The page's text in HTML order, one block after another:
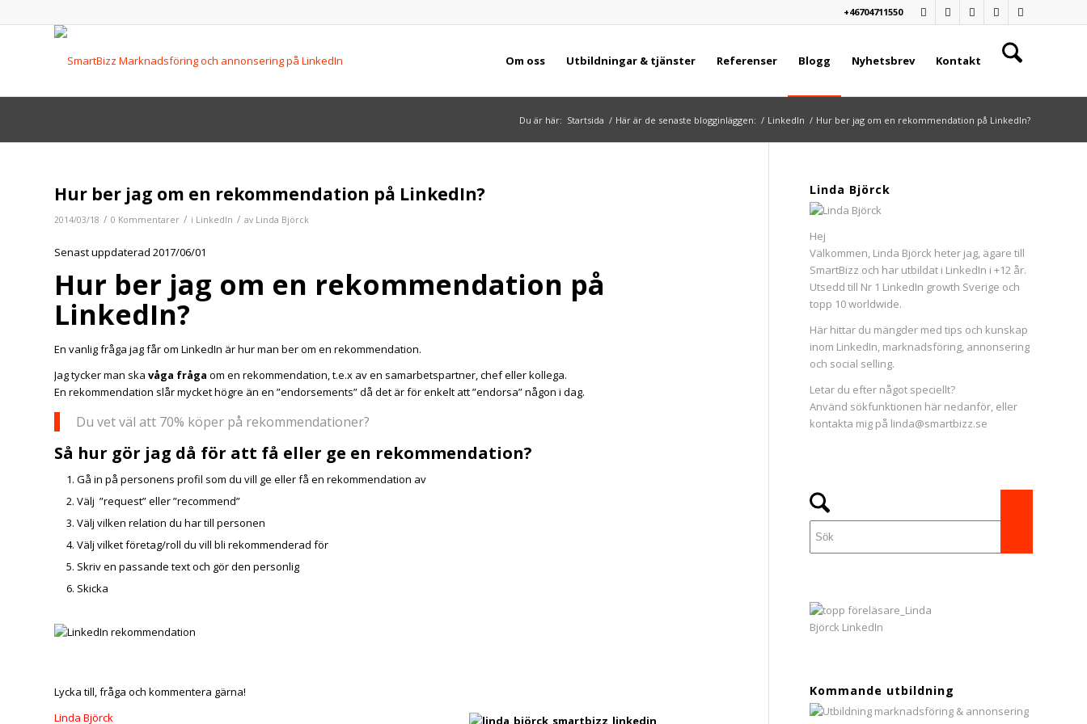
+46704711550
Om oss Utbildningar & tjänster Referenser Blogg Nyhetsbrev Kontakt
Du är här: Startsida / Här är de senaste blogginläggen: / LinkedIn / Hur ber jag om en rekommendation på LinkedIn?
Hur ber jag om en rekommendation på LinkedIn?
2014/03/18 / 0 Kommentarer / i LinkedIn / av Linda Björck
Senast uppdaterad 2017/06/01
Hur ber jag om en rekommendation på
LinkedIn?
En vanlig fråga jag får om LinkedIn är hur man ber om en rekommendation.
Jag tycker man ska våga fråga om en rekommendation, t.e.x av en samarbetspartner, chef eller kollega.
En rekommendation slår mycket högre än en ”endorsements” då det är för enkelt att ”endorsa” någon i dag.
Du vet väl att 70% köper på rekommendationer?
Så hur gör jag då för att få eller ge en rekommendation?
Gå in på personens profil som du vill ge eller få en rekommendation av
Välj ”request” eller ”recommend”
Välj vilken relation du har till personen
Välj vilket företag/roll du vill bli rekommenderad för
Skriv en passande text och gör den personlig
Skicka
Lycka till, fråga och kommentera gärna!
Linda Björck
Linda Björck
Hej
Välkommen, Linda Björck heter jag, ägare till
SmartBizz och har utbildat i LinkedIn i +12 år.
Utsedd till Nr 1 LinkedIn growth Sverige och
topp 10 worldwide.
Här hittar du mängder med tips och kunskap
inom LinkedIn, marknadsföring, annonsering
och social selling.
Letar du efter något speciellt?
Använd sökfunktionen här nedanför, eller
kontakta mig på linda@smartbizz.se
Kommande utbildning